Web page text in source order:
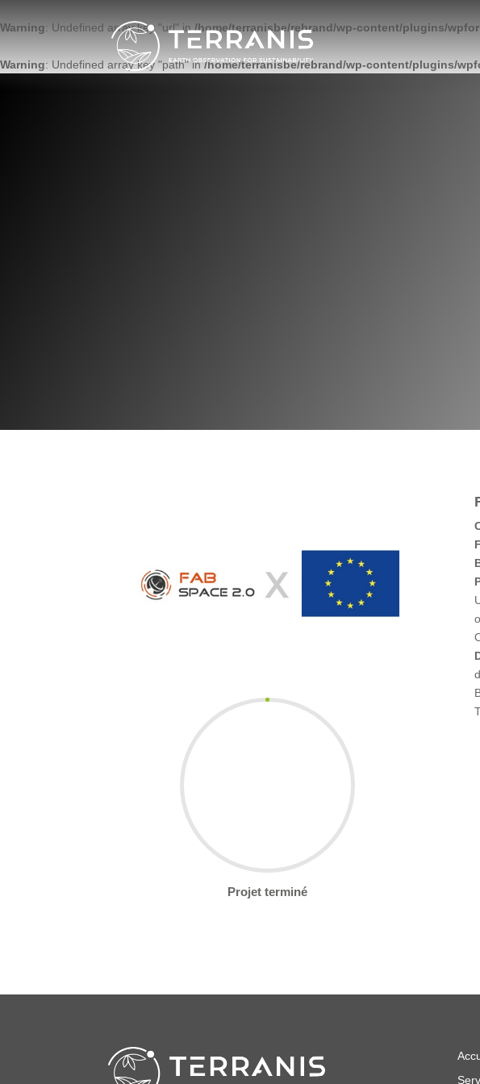
Warning: Undefined array key "url" in/home/terranisbe/rebrand/wp-content/plugins/
Warning: Undefined array key "path" in/home/terranisbe/rebrand/wp-content/plugins/
Projet terminé